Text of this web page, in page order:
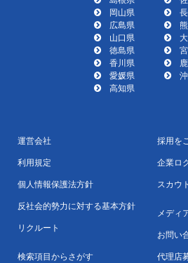
岡山県
広島県
山口県
徳島県
香川県
愛媛県
高知県
運営会社
利用規定
個人情報保護法方針
反社会的勢力に対する基本方針
リクルート
検索項目からさがす
採用を
企業ロ
スカウ
メディ
お問い
代理店